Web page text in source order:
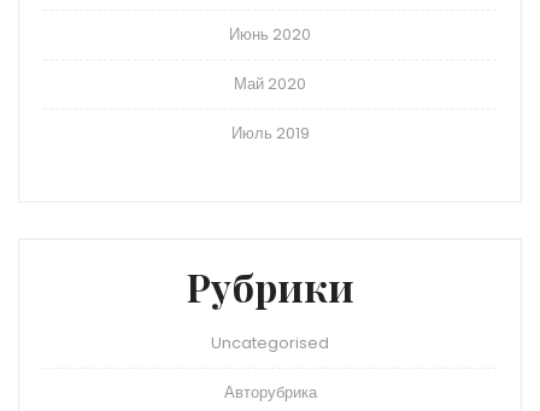
Июнь 2020
Май 2020
Июль 2019
Рубрики
Uncategorised
Авторубрика